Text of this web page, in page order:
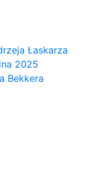
Łaskarza
2025
Bekkera